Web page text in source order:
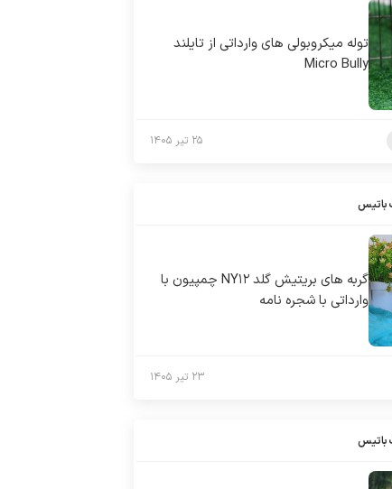
توله میکروبولی های وارداتی از تایلند
Micro Bully
۲۵ تیر ۱۴۰۵
باتیس
گربه های بریتیش گلد NY۱۲ چمپیون با
وارداتی با شجره نامه
۲۳ تیر ۱۴۰۵
باتیس